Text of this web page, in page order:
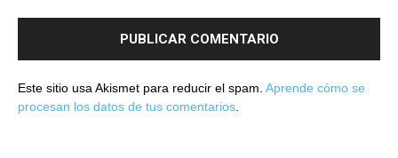
Este sitio usa Akismet para reducir el spam. Aprende cómo se
procesan los datos de tus comentarios